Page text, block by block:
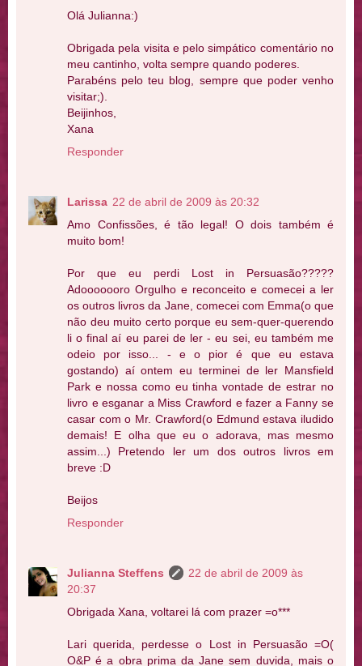
Olá Julianna:)
Obrigada pela visita e pelo simpático comentário no
meu cantinho, volta sempre quando poderes.
Parabéns pelo teu blog, sempre que poder venho
visitar;).
Beijinhos,
Xana
Responder
Larissa 22 de abril de 2009 às 20:32
Amo Confissões, é tão legal! O dois também é
muito bom!
Por que eu perdi Lost in Persuasão?????
Adooooooro Orgulho e reconceito e comecei a ler
os outros livros da Jane, comecei com Emma(o que
não deu muito certo porque eu sem-quer-querendo
li o final aí eu parei de ler - eu sei, eu também me
odeio por isso... - e o pior é que eu estava
gostando) aí ontem eu terminei de ler Mansfield
Park e nossa como eu tinha vontade de estrar no
livro e esganar a Miss Crawford e fazer a Fanny se
casar com o Mr. Crawford(o Edmund estava iludido
demais! E olha que eu o adorava, mas mesmo
assim...) Pretendo ler um dos outros livros em
breve :D
Beijos
Responder
Julianna Steffens
22 de abril de 2009 às
20:37
Obrigada Xana, voltarei lá com prazer =o***
Lari querida, perdesse o Lost in Persuasão =O(
O&P é a obra prima da Jane sem duvida, mais o